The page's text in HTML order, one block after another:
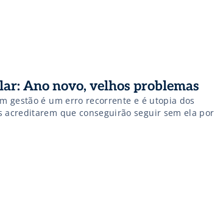
Ano novo, velhos problemas
gestão é um erro recorrente e é utopia dos
que conseguirão seguir sem ela por